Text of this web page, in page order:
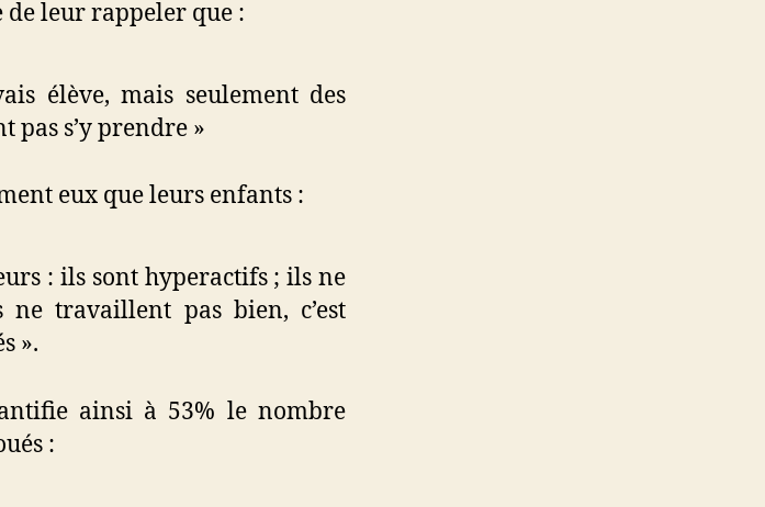
de leur rappeler que :
élève, mais seulement des
pas s’y prendre »
eux que leurs enfants :
: ils sont hyperactifs ; ils ne
ne travaillent pas bien, c’est
».
ainsi à 53% le nombre
: